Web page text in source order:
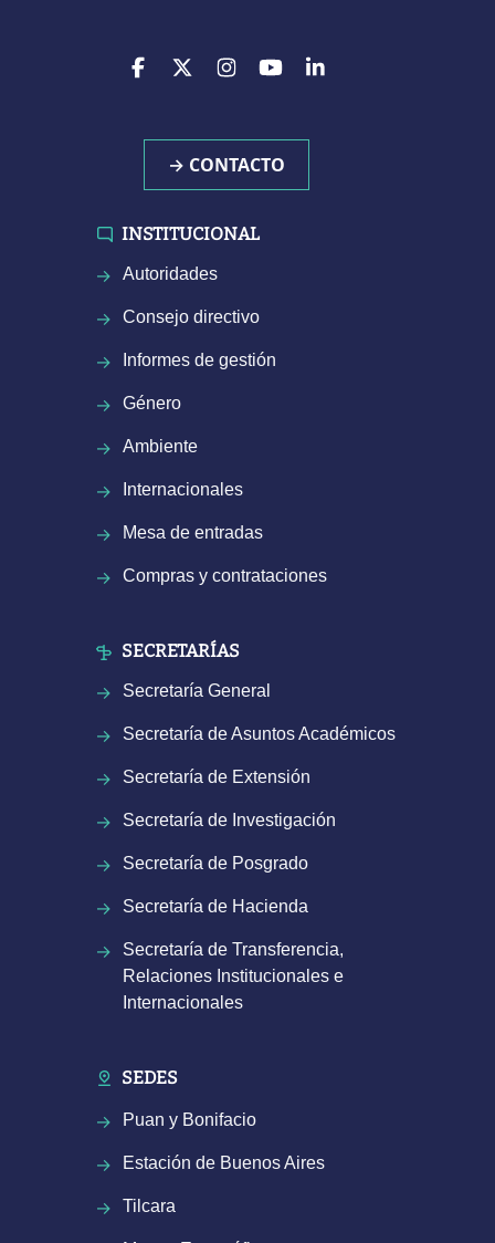
→ CONTACTO
INSTITUCIONAL
Autoridades
Consejo directivo
Informes de gestión
Género
Ambiente
Internacionales
Mesa de entradas
Compras y contrataciones
SECRETARÍAS
Secretaría General
Secretaría de Asuntos Académicos
Secretaría de Extensión
Secretaría de Investigación
Secretaría de Posgrado
Secretaría de Hacienda
Secretaría de Transferencia,
Relaciones Institucionales e
Internacionales
SEDES
Puan y Bonifacio
Estación de Buenos Aires
Tilcara